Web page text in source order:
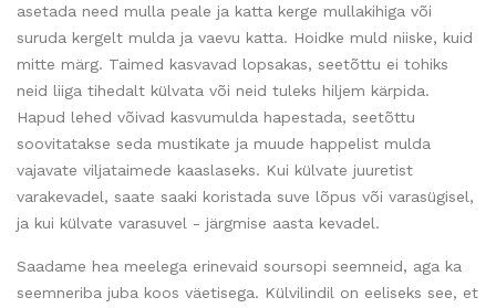
asetada need mulla peale ja katta kerge mullakihiga või
suruda kergelt mulda ja vaevu katta. Hoidke muld niiske, kuid
mitte märg. Taimed kasvavad lopsakas, seetõttu ei tohiks
neid liiga tihedalt külvata või neid tuleks hiljem kärpida.
Hapud lehed võivad kasvumulda hapestada, seetõttu
soovitatakse seda mustikate ja muude happelist mulda
vajavate viljataimede kaaslaseks. Kui külvate juuretist
varakevadel, saate saaki koristada suve lõpus või varasügisel,
ja kui külvate varasuvel - järgmise aasta kevadel.
Saadame hea meelega erinevaid soursopi seemneid, aga ka
seemneriba juba koos väetisega. Külvilindil on eeliseks see, et